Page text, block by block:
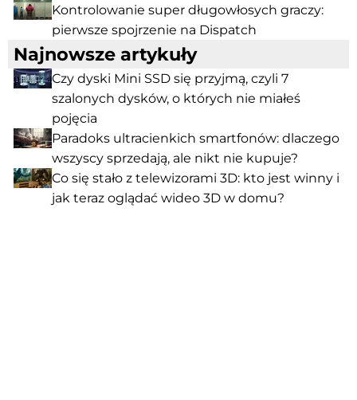
Kontrolowanie super długowłosych graczy:
pierwsze spojrzenie na Dispatch
Najnowsze artykuły
Czy dyski Mini SSD się przyjmą, czyli 7
szalonych dysków, o których nie miałeś
pojęcia
Paradoks ultracienkich smartfonów: dlaczego
wszyscy sprzedają, ale nikt nie kupuje?
Co się stało z telewizorami 3D: kto jest winny i
jak teraz oglądać wideo 3D w domu?